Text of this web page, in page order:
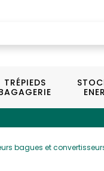
TRÉPIEDS
bagues et